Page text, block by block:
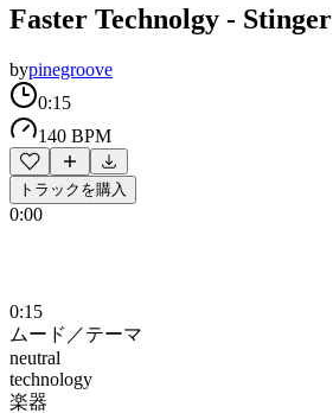
Faster Technolgy - Stinger
bypinegroove
0:15
140 BPM
トラックを購入
0:00
0:15
ムード／テーマ
neutral
technology
楽器